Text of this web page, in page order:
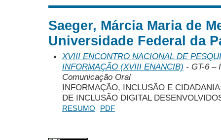
Saeger, Márcia Maria de
Universidade Federal da
XVIII ENCONTRO NACIONAL DE
INFORMAÇÃO (XVIII ENANCIB) - GT-6 –
Comunicação Oral
INFORMAÇÃO, INCLUSÃO E
DE INCLUSÃO DIGITAL
RESUMO PDF